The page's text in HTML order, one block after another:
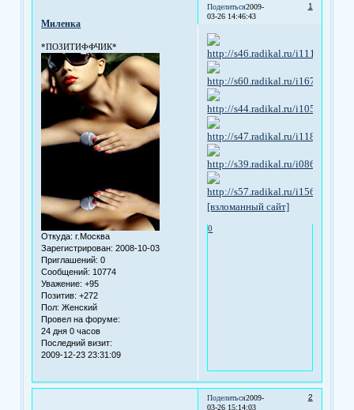
Поделиться 1
2009-
03-26 14:46:43
Миленка
*ПОЗИТИФФЧИК*
Откуда: г.Москва
Зарегистрирован: 2008-10-03
Приглашений: 0
Сообщений: 10774
Уважение: +95
Позитив: +272
Пол: Женский
Провел на форуме:
24 дня 0 часов
Последний визит:
2009-12-23 23:31:09
[взломанный сайт]
0
Поделиться 2
2009-
03-26 15:14:03